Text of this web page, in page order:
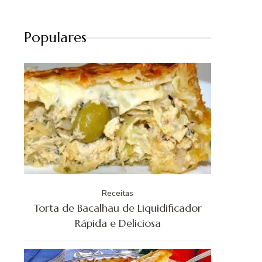
Populares
Receitas
Torta de Bacalhau de Liquidificador
Rápida e Deliciosa